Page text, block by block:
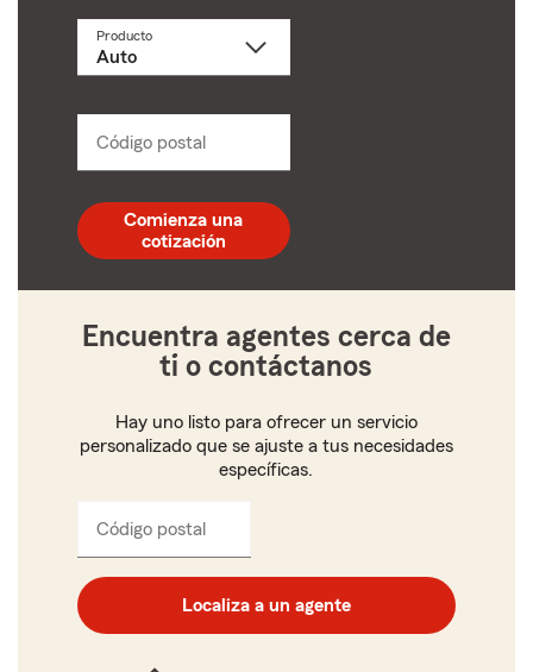
ProductoSelecciona
Código postal
postal
de
5
Comienza una
cotización
Encuentra agentes cerca de
ti o contáctanos
Hay uno listo para ofrecer un servicio
personalizado que se ajuste a tus necesidades
específicas.
Código postal
código
postal
de
cinco
Localiza a un agente